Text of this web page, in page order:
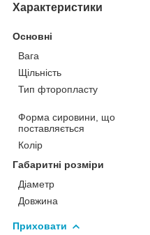
Характеристики
Основні
Вага
Щільність
Тип фторопласту
Форма сировини, що
поставляється
Колір
Габаритні розміри
Діаметр
Довжина
Приховати